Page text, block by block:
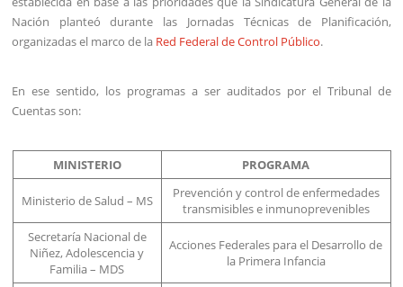
Nación planteó durante las Jornadas Técnicas de Planificación,
organizadas el marco de la Red Federal de Control Público.
En ese sentido, los programas a ser auditados por el Tribunal de
Cuentas son:
MINISTERIO PROGRAMA
Ministerio de Salud – MS
Prevención y control de enfermedades
transmisibles e inmunoprevenibles
Secretaría Nacional de
Niñez, Adolescencia y
Familia – MDS
Acciones Federales para el Desarrollo de
la Primera Infancia